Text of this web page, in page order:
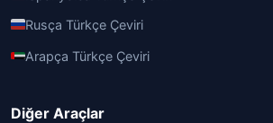
Rusça Türkçe Çeviri
Arapça Türkçe Çeviri
Diğer Araçlar